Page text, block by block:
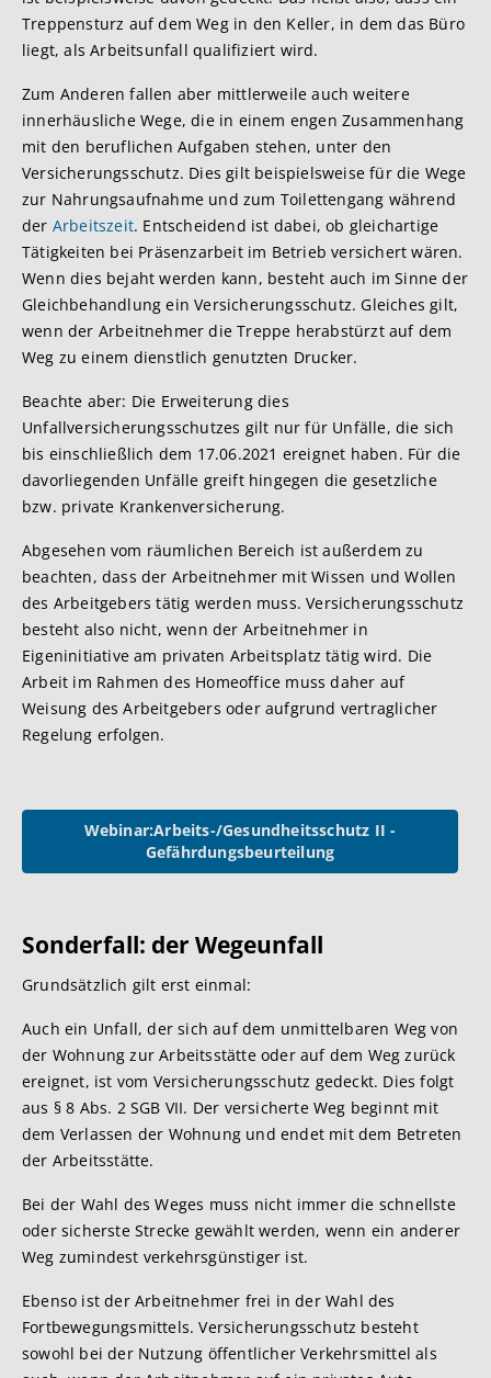
Treppensturz auf dem Weg in den Keller, in dem das Büro
liegt, als Arbeitsunfall qualifiziert wird.
Zum Anderen fallen aber mittlerweile auch weitere
innerhäusliche Wege, die in einem engen Zusammenhang
mit den beruflichen Aufgaben stehen, unter den
Versicherungsschutz. Dies gilt beispielsweise für die Wege
zur Nahrungsaufnahme und zum Toilettengang während
der Arbeitszeit. Entscheidend ist dabei, ob gleichartige
Tätigkeiten bei Präsenzarbeit im Betrieb versichert wären.
Wenn dies bejaht werden kann, besteht auch im Sinne der
Gleichbehandlung ein Versicherungsschutz. Gleiches gilt,
wenn der Arbeitnehmer die Treppe herabstürzt auf dem
Weg zu einem dienstlich genutzten Drucker.
Beachte aber: Die Erweiterung dies
Unfallversicherungsschutzes gilt nur für Unfälle, die sich
bis einschließlich dem 17.06.2021 ereignet haben. Für die
davorliegenden Unfälle greift hingegen die gesetzliche
bzw. private Krankenversicherung.
Abgesehen vom räumlichen Bereich ist außerdem zu
beachten, dass der Arbeitnehmer mit Wissen und Wollen
des Arbeitgebers tätig werden muss. Versicherungsschutz
besteht also nicht, wenn der Arbeitnehmer in
Eigeninitiative am privaten Arbeitsplatz tätig wird. Die
Arbeit im Rahmen des Homeoffice muss daher auf
Weisung des Arbeitgebers oder aufgrund vertraglicher
Regelung erfolgen.
Webinar:Arbeits-/Gesundheitsschutz II -
Gefährdungsbeurteilung
Sonderfall: der Wegeunfall
Grundsätzlich gilt erst einmal:
Auch ein Unfall, der sich auf dem unmittelbaren Weg von
der Wohnung zur Arbeitsstätte oder auf dem Weg zurück
ereignet, ist vom Versicherungsschutz gedeckt. Dies folgt
aus § 8 Abs. 2 SGB VII. Der versicherte Weg beginnt mit
dem Verlassen der Wohnung und endet mit dem Betreten
der Arbeitsstätte.
Bei der Wahl des Weges muss nicht immer die schnellste
oder sicherste Strecke gewählt werden, wenn ein anderer
Weg zumindest verkehrsgünstiger ist.
Ebenso ist der Arbeitnehmer frei in der Wahl des
Fortbewegungsmittels. Versicherungsschutz besteht
sowohl bei der Nutzung öffentlicher Verkehrsmittel als